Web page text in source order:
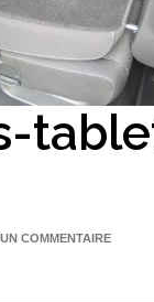
COMMENTAIRE